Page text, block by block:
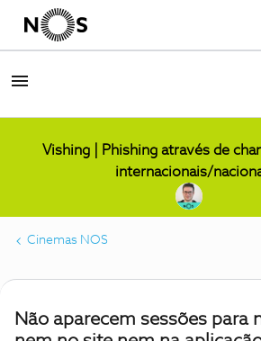
Vishing | Phishing através de
internacionais/
Cinemas NOS
Não aparecem sessões para